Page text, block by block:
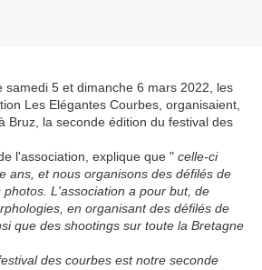
samedi 5 et dimanche 6 mars 2022, les
Les Elégantes Courbes, organisaient,
Bruz, la seconde édition du festival des
l'association, explique que " celle-ci
ans, et nous organisons des défilés de
L'association a pour but, de
en organisant des défilés de
que des shootings sur toute la Bretagne
des courbes est notre seconde